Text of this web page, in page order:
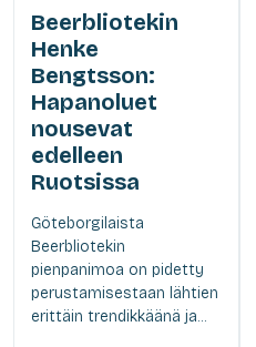
Beerbliotekin
Henke
Bengtsson:
Hapanoluet
nousevat
edelleen
Ruotsissa
Göteborgilaista
Beerbliotekin
pienpanimoa on pidetty
perustamisestaan lähtien
erittäin trendikkäänä ja...